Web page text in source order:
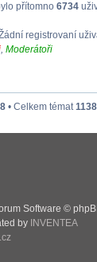
přítomno 6734
registrovaní
, Moderátoři
• Celkem témat1138
Software ©
by INVENTEA